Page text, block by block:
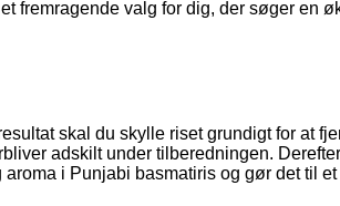
valg for dig, der søger en
skal du skylle riset grundigt for at
adskilt under tilberedningen.
i Punjabi basmatiris og gør det til